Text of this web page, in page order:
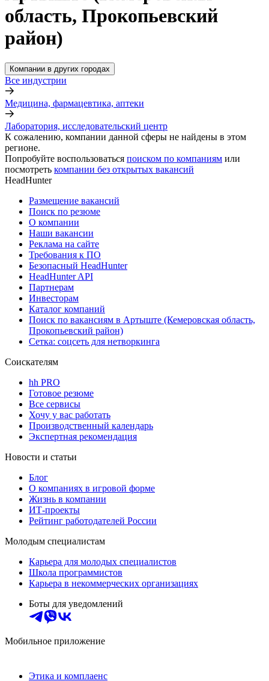
область, Прокопьевский
район)
Компании в других городах
Все индустрии
Медицина, фармацевтика, аптеки
Лаборатория, исследовательский центр
К сожалению, компании данной сферы не найдены в этом
регионе.
Попробуйте воспользоваться поиском по компаниям или
посмотреть компании без открытых вакансий
HeadHunter
Размещение вакансий
Поиск по резюме
О компании
Наши вакансии
Реклама на сайте
Требования к ПО
Безопасный HeadHunter
HeadHunter API
Партнерам
Инвесторам
Каталог компаний
Поиск по вакансиям в Артыште (Кемеровская область,
Прокопьевский район)
Сетка: соцсеть для нетворкинга
Соискателям
hh PRO
Готовое резюме
Все сервисы
Хочу у вас работать
Производственный календарь
Экспертная рекомендация
Новости и статьи
Блог
О компаниях в игровой форме
Жизнь в компании
ИТ-проекты
Рейтинг работодателей России
Молодым специалистам
Карьера для молодых специалистов
Школа программистов
Карьера в некоммерческих организациях
Боты для уведомлений
Мобильное приложение
Этика и комплаенс